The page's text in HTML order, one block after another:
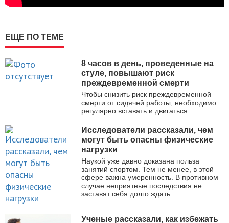
ЕЩЕ ПО ТЕМЕ
8 часов в день, проведенные на
стуле, повышают риск
преждевременной смерти
Чтобы снизить риск преждевременной
смерти от сидячей работы, необходимо
регулярно вставать и двигаться
Исследователи рассказали, чем
могут быть опасны физические
нагрузки
Наукой уже давно доказана польза
занятий спортом. Тем не менее, в этой
сфере важна умеренность. В противном
случае неприятные последствия не
заставят себя долго ждать
Ученые рассказали, как избежать